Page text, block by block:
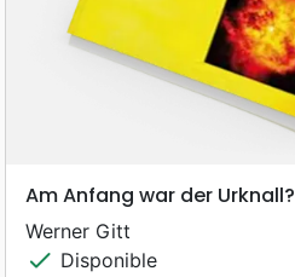
Am Anfang war der Urknall?
Werner Gitt
check Disponible